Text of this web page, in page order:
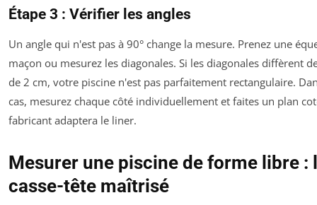
Étape 3 : Vérifier les angles
Un angle qui n'est pas à 90° change la mesure. Prenez une
maçon ou mesurez les diagonales. Si les diagonales diffèrent
de 2 cm, votre piscine n'est pas parfaitement rectangulaire.
cas, mesurez chaque côté individuellement et faites un plan
fabricant adaptera le liner.
Mesurer une piscine de forme libre :
casse-tête maîtrisé